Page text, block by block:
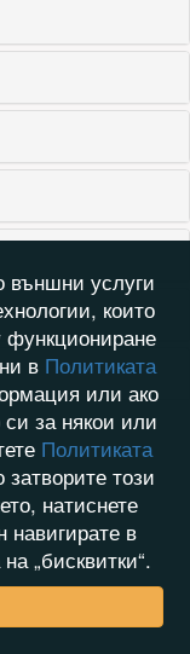
външни услуги
които
в Политиката
или ако
си за някои или
Политиката
затворите този
натиснете
навигирате в
„бисквитки“.